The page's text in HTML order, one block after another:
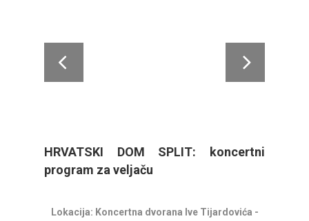
HRVATSKI DOM SPLIT: koncertni
program za veljaču
Lokacija: Koncertna dvorana Ive Tijardovića -